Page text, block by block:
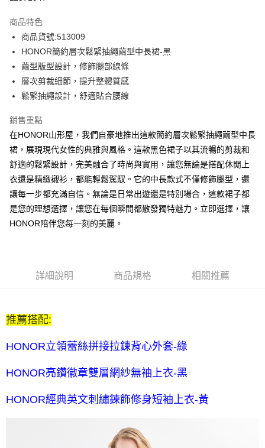
Apple Pay
街口支付
悠遊付
Google Pay
ATM付款
運送方式
全家取貨付款 -訂單滿 $2000 元即享免運服務，未滿則另收
$80 元物流費用。
每筆NT$80，滿NT$2,000(含以上)免運費
全家付款後取貨-訂單滿 $2000 元即享免運服務-未滿則另收
7-11取貨付款-訂單滿 $2000 元即享免運服務-未滿則另收 $80
7-11付款後取貨-訂單滿 $2000 元即享免運服務-未滿則另收
$80 元物流費
宅配送到家-訂單滿 $2000 元即享免運服務-未滿則另收 $120 元物
流費
商品特色
商品貨號:513009
HONOR簡約層次鬆緊抽繩繭型中長裙-黑
繭型版型設計，修飾腿部線條
層次剪裁細節，提升整體質感
鬆緊抽繩設計，舒適貼合腰線
銷售重點
在HONOR山形屋，我們自豪地推出這款簡約層次鬆緊抽繩繭型中長
裙，展現現代女性的典雅與風格。這款黑色裙子以其流暢的剪裁和
舒適的鬆緊設計，完美融合了時尚與實用，讓您無論是搭配休閒上
衣還是精緻襯衫，都能輕鬆駕馭。它的中長款式不僅修飾腿型，還
讓每一步都充滿自信。無論是日常出遊還是特別場合，這款裙子都
是您的理想選擇，讓您在每個瞬間都散發獨特魅力。立即選擇，讓
HONOR陪伴您每一刻的美麗。
詳細說明 商品規格 相關推薦
推薦搭配:
HONOR立領蕾絲拼接拉鍊背心外套-綠
HONOR亮鑽徽章雙層網紗無袖上衣-黑
HONOR經典英文刺繡鍊飾修身短袖上衣-黃